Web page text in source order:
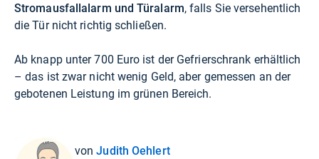
Stromausfallalarm und Türalarm, falls Sie versehentlich
die Tür nicht richtig schließen.
Ab knapp unter 700 Euro ist der Gefrierschrank erhältlich
– das ist zwar nicht wenig Geld, aber gemessen an der
gebotenen Leistung im grünen Bereich.
vonJudith Oehlert